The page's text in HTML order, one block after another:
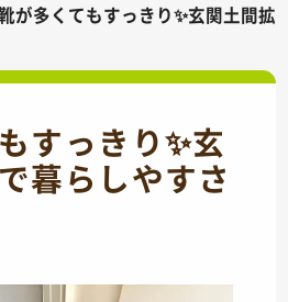
が多くてもすっきり✨玄関土間拡
すっきり✨玄
暮らしやすさ